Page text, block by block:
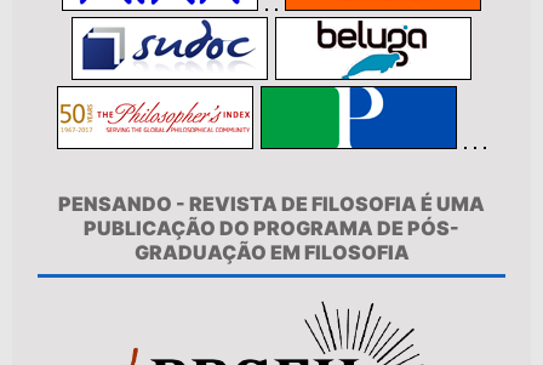
PENSANDO - REVISTA DE FILOSOFIA É UMA
PUBLICAÇÃO DO PROGRAMA DE PÓS-
GRADUAÇÃO EM FILOSOFIA